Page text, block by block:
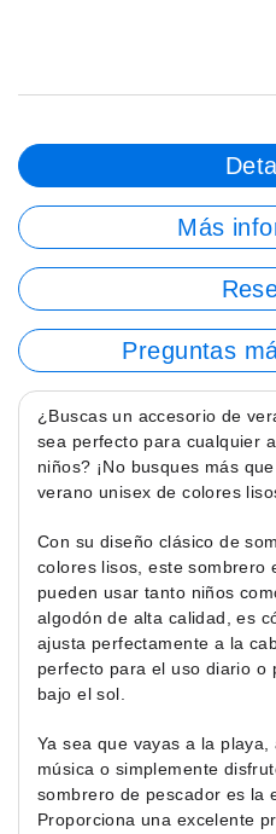
Más
Preguntas
¿Buscas un accesorio de
sea perfecto para cualquier
niños? ¡No busques más
verano unisex de colores
Con su diseño clásico de
colores lisos, este sombrero
pueden usar tanto niños
algodón de alta calidad, es
ajusta perfectamente a la
perfecto para el uso diario o
bajo el sol.
Ya sea que vayas a la
música o simplemente
sombrero de pescador es la
Proporciona una excelente